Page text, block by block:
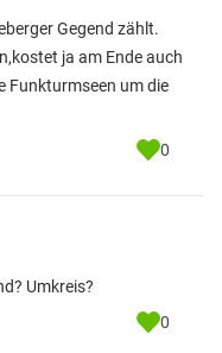
Gegend zählt.
ja am Ende auch
Funkturmseen um die
0
Umkreis?
0